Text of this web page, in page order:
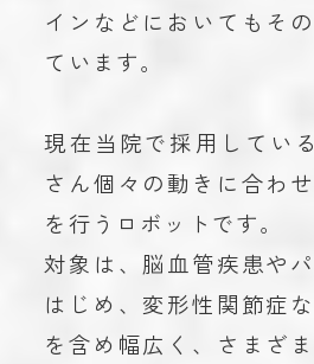
インなどにおいてもそ
ています。
現在当院で採用してい
さん個々の動きに合わ
を行うロボットです。
対象は、脳血管疾患や
はじめ、変形性関節症
を含め幅広く、さまざ